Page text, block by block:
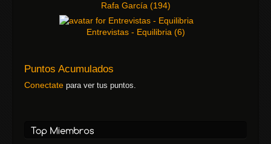
Rafa García (194)
Entrevistas - Equilibria (6)
Puntos Acumulados
Conectate para ver tus puntos.